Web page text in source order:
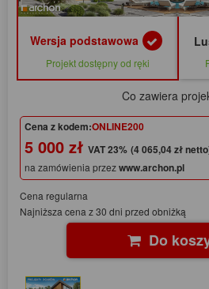
Wersja podstawowa
Projekt dostępny od ręki
Co zawiera
Cena z kodem:ONLINE200
5 000 zł (4 065,04 zł
na zamówienia przezwww.archon.pl
Cena regularna
Najniższa cena z 30 dni przed obniżką
Do